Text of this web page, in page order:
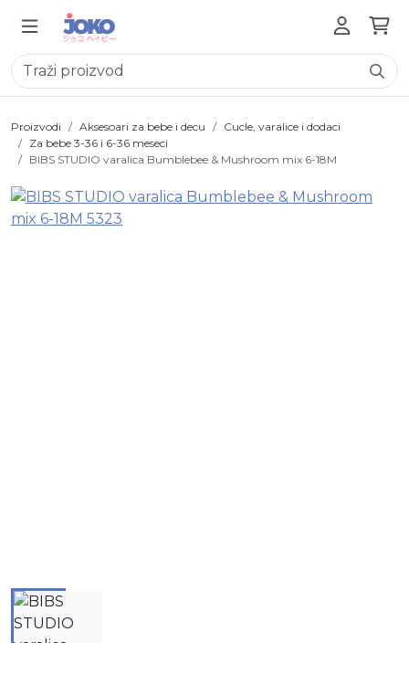
Proizvodi Aksesoari za bebe i decu
Cucle, varalice i dodaci
Za bebe 3-36 i 6-36 meseci
BIBS STUDIO varalica Bumblebee & Mushroom mix 6-18M